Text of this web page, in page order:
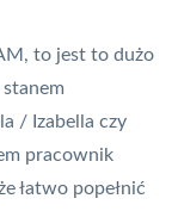
to jest to dużo
/ Izabella czy
pracownik
łatwo popełnić